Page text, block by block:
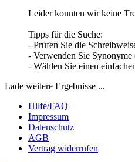
Leider konnten wir keine
Tipps für die Suche:
- Prüfen Sie die
- Verwenden Sie
- Wählen Sie einen
Lade weitere Ergebnisse ...
Hilfe/FAQ
Impressum
Datenschutz
AGB
Vertrag widerrufen